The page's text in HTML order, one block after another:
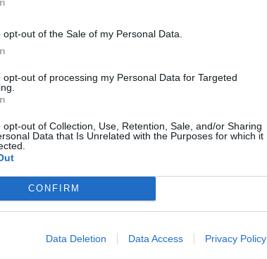
opt-out of the Sale of my Personal Data.
opt-out of processing my Personal Data for Targeted
opt-out of Collection, Use, Retention, Sale, and/or Sharing
Data that Is Unrelated with the Purposes for which it
CONFIRM
Data Deletion Data Access Privacy Policy
ΚΑΘΑΡΟΣ
55
ΚΑΘΑΡΟΣ
70km/h
ΚΑΘΑΡΟΣ
ΚΑΘΑΡΟΣ